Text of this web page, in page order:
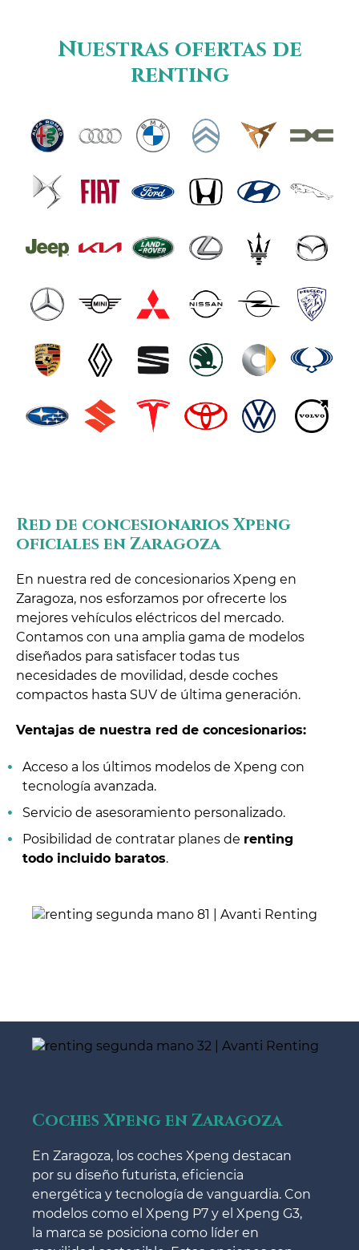
Nuestras ofertas de
renting
Red de concesionarios Xpeng
oficiales en Zaragoza
En nuestra red de concesionarios Xpeng en
Zaragoza, nos esforzamos por ofrecerte los
mejores vehículos eléctricos del mercado.
Contamos con una amplia gama de modelos
diseñados para satisfacer todas tus
necesidades de movilidad, desde coches
compactos hasta SUV de última generación.
Ventajas de nuestra red de concesionarios:
Acceso a los últimos modelos de Xpeng con
tecnología avanzada.
Servicio de asesoramiento personalizado.
Posibilidad de contratar planes de renting
todo incluido baratos.
Coches Xpeng en Zaragoza
En Zaragoza, los coches Xpeng destacan
por su diseño futurista, eficiencia
energética y tecnología de vanguardia. Con
modelos como el Xpeng P7 y el Xpeng G3,
la marca se posiciona como líder en